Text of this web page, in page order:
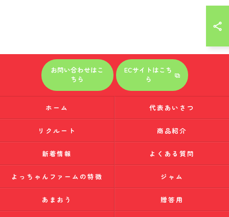
お問い合わせはこ
ちら
ECサイトはこち
ら
ホーム 代表あいさつ
リクルート 商品紹介
新着情報 よくある質問
よっちゃんファームの特徴 ジャム
あまおう 贈答用